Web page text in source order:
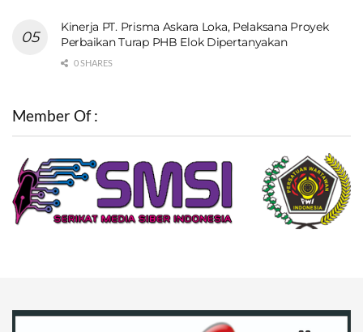
Kinerja PT. Prisma Askara Loka, Pelaksana Proyek
Perbaikan Turap PHB Elok Dipertanyakan
0 SHARES
Member Of :